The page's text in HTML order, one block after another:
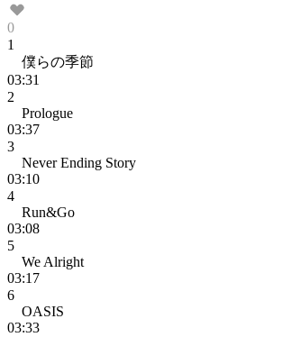
0
1
僕らの季節
03:31
2
Prologue
03:37
3
Never Ending Story
03:10
4
Run&Go
03:08
5
We Alright
03:17
6
OASIS
03:33